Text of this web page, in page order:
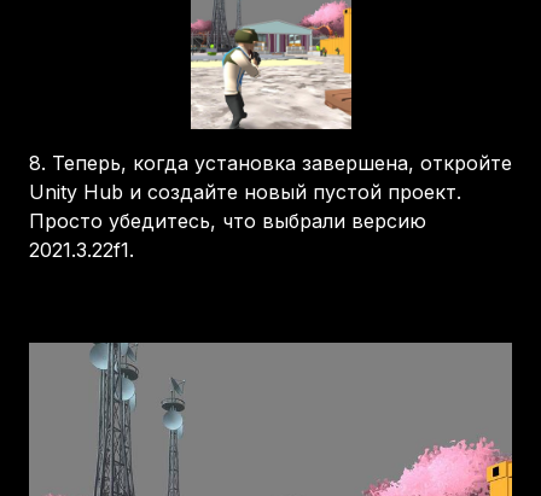
8. Теперь, когда установка завершена, откройте
Unity Hub и создайте новый пустой проект.
Просто убедитесь, что выбрали версию
2021.3.22f1.